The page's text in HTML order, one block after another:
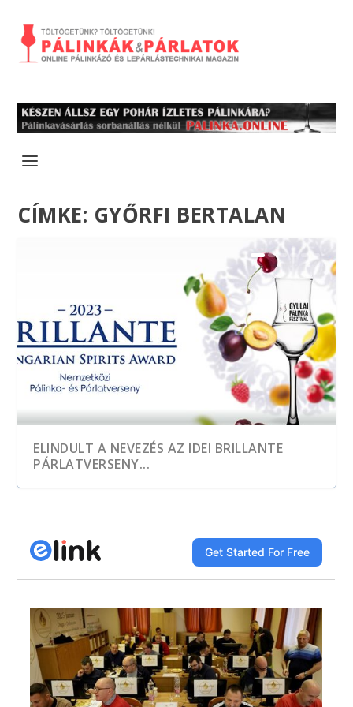
CÍMKE: GYŐRFI BERTALAN
ELINDULT A NEVEZÉS AZ IDEI BRILLANTE
PÁRLATVERSENY...
A HEGYKŐI 1 CSEPP PÁLINKAMANUFAKTÚRA
TÖBB, MINT EZER MINTÁT KÓSTOLTAK A
A JÓ PÁLINKA GAZDASÁGI ÉRTÉK
DÍJNYERTES PÁLINKA NINCS ALKOTÁS ÉS
A GYÜMÖLCS LEGJAVÁT ZÁRJÁK BE AZ